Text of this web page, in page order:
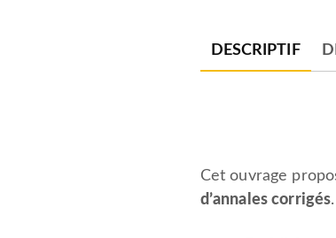
DESCRIPTIF
Cet ouvrage
d’annales corrigés.